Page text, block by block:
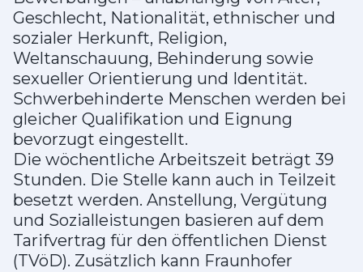
Geschlecht, Nationalität, ethnischer und
sozialer Herkunft, Religion,
Weltanschauung, Behinderung sowie
sexueller Orientierung und Identität.
Schwerbehinderte Menschen werden bei
gleicher Qualifikation und Eignung
bevorzugt eingestellt.
Die wöchentliche Arbeitszeit beträgt 39
Stunden. Die Stelle kann auch in Teilzeit
besetzt werden. Anstellung, Vergütung
und Sozialleistungen basieren auf dem
Tarifvertrag für den öffentlichen Dienst
(TVöD). Zusätzlich kann Fraunhofer